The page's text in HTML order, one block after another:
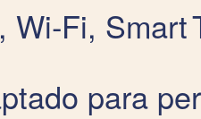
Wi‑Fi,
para